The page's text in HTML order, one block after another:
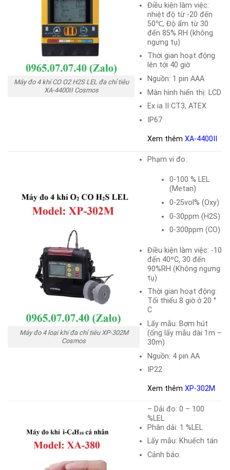
Máy đo 4 khí CO O2 H2S LEL đa chỉ tiêu
XA-4400II Cosmos
Điều kiện làm việc:
nhiệt độ từ -20 đến
50℃, Độ ẩm từ 30
đến 85% RH (không
ngưng tụ)
Thời gian hoạt động
lên tới 40 giờ
Nguồn: 1 pin AAA
Màn hình hiển thị: LCD
Ex ia II CT3, ATEX
IP67
Xem thêmXA-4400II
Máy đo 4 loại khí đa chỉ tiêu XP-302M
Cosmos
Phạm vi đo:
0-100 % LEL
(Metan)
0-25vol% (Oxy)
0-30ppm (H2S)
0-300ppm (CO)
Điều kiện làm việc: -10
đến 40ºC, 30 đến
90%RH (Không ngưng
tụ)
Thời gian hoạt động:
Tối thiểu 8 giờ ở 20 °
C
Lấy mẫu: Bơm hút
(ống lấy mẫu dài 1m –
30m)
Nguồn: 4 pin AA
IP22
Xem thêm XP-302M
– Dải đo: 0 – 100
%LEL
Phân dải: 1 %LEL
Lấy mẫu: Khuếch tán
Cảnh báo: